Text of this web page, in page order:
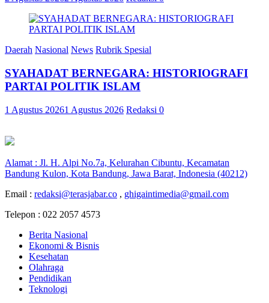
Daerah Nasional News Rubrik Spesial
SYAHADAT BERNEGARA: HISTORIOGRAFI
PARTAI POLITIK ISLAM
1 Agustus 20261 Agustus 2026 Redaksi 0
Alamat : Jl. H. Alpi No.7a, Kelurahan Cibuntu, Kecamatan
Bandung Kulon, Kota Bandung, Jawa Barat, Indonesia (40212)
Email : redaksi@terasjabar.co , ghigaintimedia@gmail.com
Telepon : 022 2057 4573
Berita Nasional
Ekonomi & Bisnis
Kesehatan
Olahraga
Pendidikan
Teknologi